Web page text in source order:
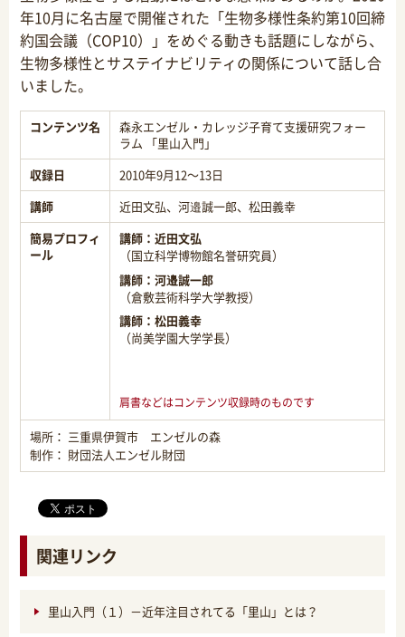
年10月に名古屋で開催された「生物多様性条約第10回締
約国会議（COP10）」をめぐる動きも話題にしながら、
生物多様性とサステイナビリティの関係について話し合
いました。
コンテンツ名
森永エンゼル・カレッジ子育て支援研究フォー
ラム 「里山入門」
収録日
2010年9月12～13日
講師
近田文弘、河邉誠一郎、松田義幸
簡易プロフィ
ール
講師： 近田文弘
（国立科学博物館名誉研究員）
講師： 河邉誠一郎
（倉敷芸術科学大学教授）
講師： 松田義幸
（尚美学園大学学長）
肩書などはコンテンツ収録時のものです
場所： 三重県伊賀市 エンゼルの森
制作： 財団法人エンゼル財団
関連リンク
里山入門（１）－近年注目されてる「里山」とは？